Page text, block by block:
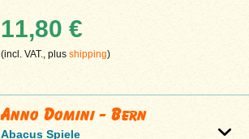
11,80 €
(incl. VAT., plusshipping)
Anno Domini - Bern
Abacus Spiele